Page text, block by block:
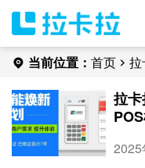
当前位置： 首页 拉
拉
2025